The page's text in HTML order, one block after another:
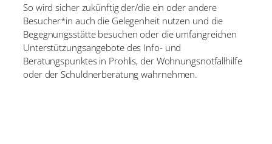
So wird sicher zukünftig der/die ein oder andere
Besucher*in auch die Gelegenheit nutzen und die
Begegnungsstätte besuchen oder die umfangreichen
Unterstützungsangebote des Info- und
Beratungspunktes in Prohlis, der Wohnungsnotfallhilfe
oder der Schuldnerberatung wahrnehmen.